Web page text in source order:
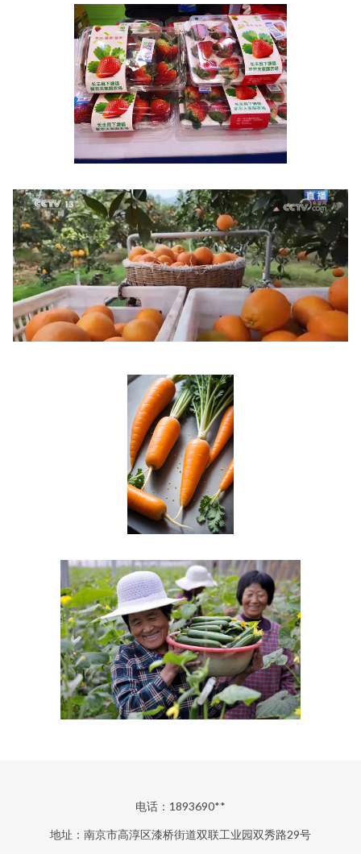
电话：1893690**
地址：南京市高淳区漆桥街道双联工业园双秀路29号